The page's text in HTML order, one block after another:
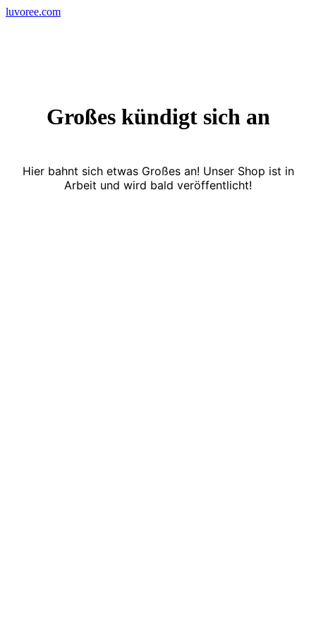
Skip
luvoree.com
Großes kündigt sich an
Hier bahnt sich etwas Großes an! Unser Shop ist in
Arbeit und wird bald veröffentlicht!